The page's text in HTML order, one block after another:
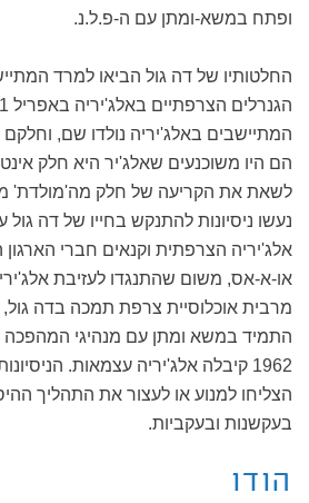
ופתח במשא-ומתן עם ה-פ.ל.נ.
החלטותיו של דה גול הביאו למרד
המתיישבים באלג'יריה נולדו שם,
הם היו משוכנעים שאלג'יר היא חלק
לשאת את הקריעה של חלק מה'מולדת'
נעשו ניסיונות להתנקש בחייו של דה גול
אלג'יריה הצרפתית וקנאים חברי
או-א-אס, משום שהתנגדו לעזיבת
מרבית אוכלוסיית צרפת תמכה בדה גול,
התמיד במשא ומתן עם מנהיגי המהפכה
1962 קיבלה אלג'יריה עצמאות.
הצליחו למנוע או לעצור את התהליך
בעקשנות ובעקביות.
הודו